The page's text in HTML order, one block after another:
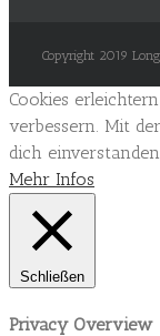
Copyright 2019
Cookies
verbessern. Mit
dich
Mehr Infos
Schließen
Privacy Overview